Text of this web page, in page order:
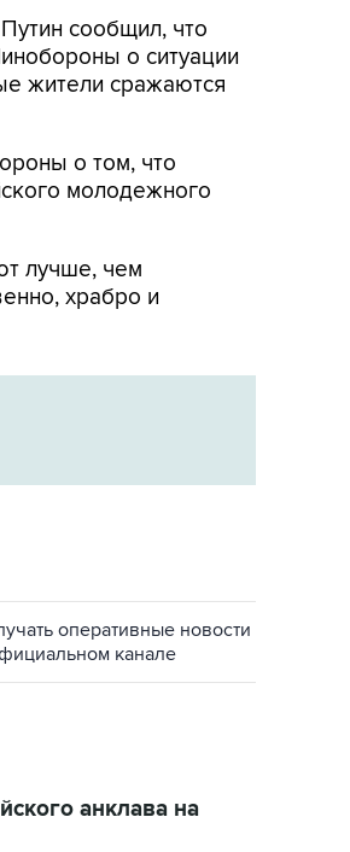
сообщил, что
о ситуации
жители сражаются
о том, что
молодежного
лучше, чем
храбро и
оперативные новости
канале
анклава на